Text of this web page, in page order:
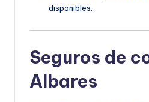
disponibles.
Seguros de
Albares